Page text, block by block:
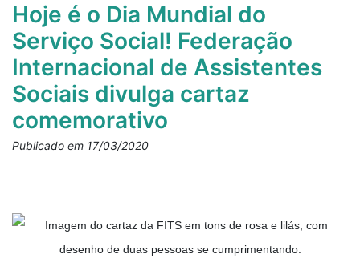
Hoje é o Dia Mundial do
Serviço Social! Federação
Internacional de Assistentes
Sociais divulga cartaz
comemorativo
Publicado em 17/03/2020